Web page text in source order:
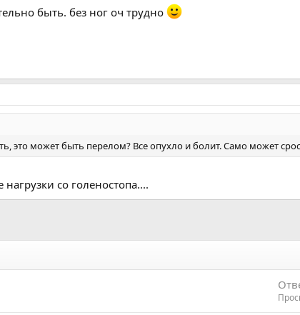
быть. без ног оч трудно
это может быть перелом? Все опухло и болит. Само может
со голеностопа....